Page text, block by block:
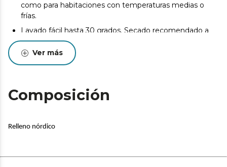
como para habitaciones con temperaturas medias o
frías.
Lavado fácil hasta 30 grados. Secado recomendado a
baja temperatura.
Fabricado en España, cuenta con certificado Oekotex,
que garantiza su fabricación sin sustancias nocivas.
Ver más
Composición
Relleno nórdico